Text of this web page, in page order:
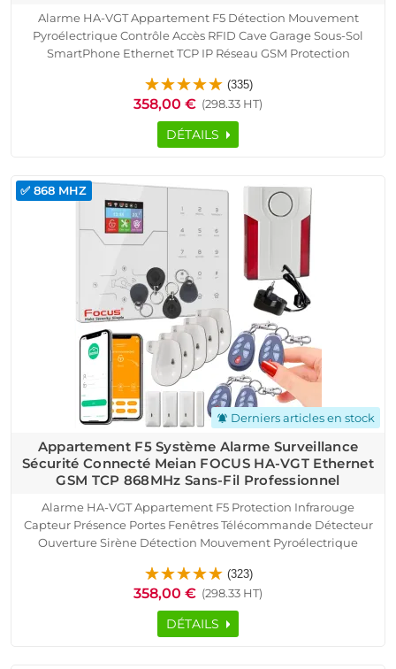
Alarme HA-VGT Appartement F5 Détection Mouvement
Pyroélectrique Contrôle Accès RFID Cave Garage Sous-Sol
SmartPhone Ethernet TCP IP Réseau GSM Protection
Détecteur Ouverture Sirène Logement Connecté
(335)
358,00 € (298.33 HT)
DÉTAILS
notifications_active Derniers articles en stock
✅ 868 MHZ
Appartement F5 Système Alarme Surveillance
Sécurité Connecté Meian FOCUS HA-VGT Ethernet
GSM TCP 868MHz Sans-Fil Professionnel
Alarme HA-VGT Appartement F5 Protection Infrarouge
Capteur Présence Portes Fenêtres Télécommande Détecteur
Ouverture Sirène Détection Mouvement Pyroélectrique
Ethernet TCP IP Réseau GSM Logement Connecté
(323)
358,00 € (298.33 HT)
DÉTAILS